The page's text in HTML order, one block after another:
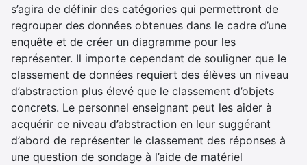
s’agira de définir des catégories qui permettront de
regrouper des données obtenues dans le cadre d’une
enquête et de créer un diagramme pour les
représenter. Il importe cependant de souligner que le
classement de données requiert des élèves un niveau
d’abstraction plus élevé que le classement d’objets
concrets. Le personnel enseignant peut les aider à
acquérir ce niveau d’abstraction en leur suggérant
d’abord de représenter le classement des réponses à
une question de sondage à l’aide de matériel